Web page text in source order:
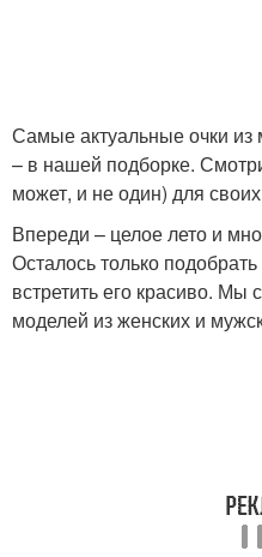
Самые актуальные очки из
– в нашей подборке.
может, и не один) для
Впереди – целое лето и
Осталось только
встретить его красиво.
моделей из женских и